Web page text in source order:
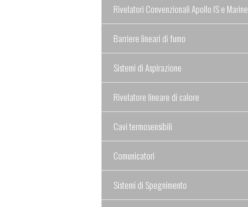
Rivelatori Convenzionali Apollo IS e Marine
Barriere lineari di fumo
Sistemi di Aspirazione
Rivelatore lineare di calore
Cavi termosensibili
Comunicatori
Sistemi di Spegnimento